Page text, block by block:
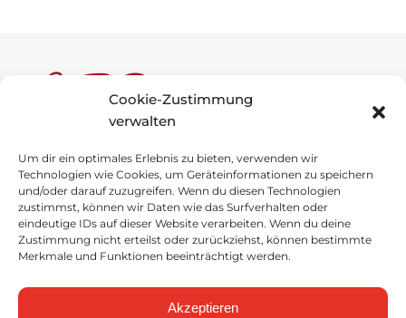
Cookie-Zustimmung
verwalten
Um dir ein optimales Erlebnis zu bieten, verwenden wir
Technologien wie Cookies, um Geräteinformationen zu speichern
und/oder darauf zuzugreifen. Wenn du diesen Technologien
zustimmst, können wir Daten wie das Surfverhalten oder
eindeutige IDs auf dieser Website verarbeiten. Wenn du deine
Zustimmung nicht erteilst oder zurückziehst, können bestimmte
Merkmale und Funktionen beeinträchtigt werden.
Akzeptieren
Anne-Frank-Schule
Schulstraße 1
49696 Molbergen
Fax